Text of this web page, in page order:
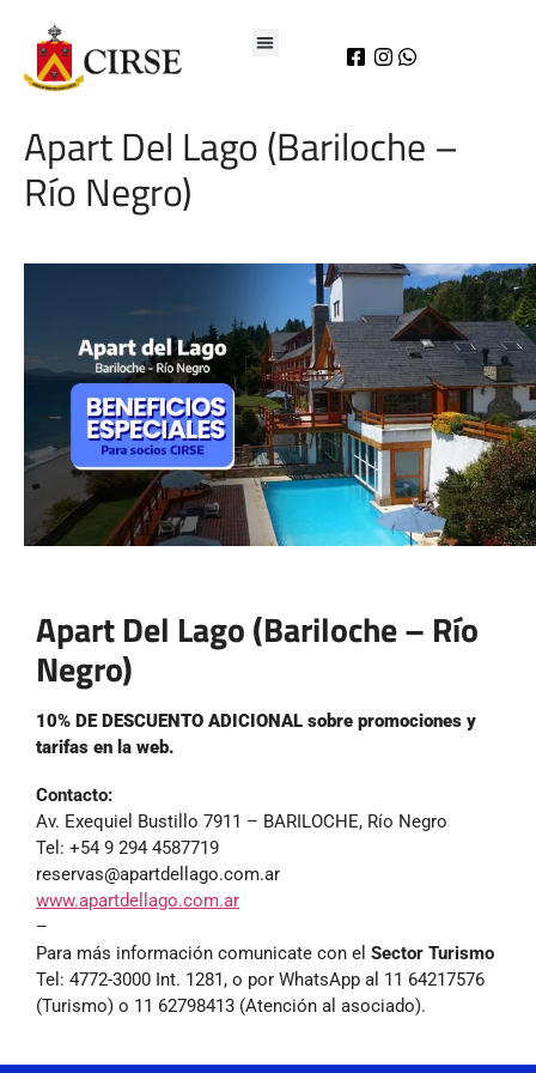
Apart Del Lago (Bariloche –
Río Negro)
Apart Del Lago (Bariloche – Río
Negro)
10% DE DESCUENTO ADICIONAL sobre promociones y
tarifas en la web.
Contacto:
Av. Exequiel Bustillo 7911 – BARILOCHE, Río Negro
Tel: +54 9 294 4587719
reservas@apartdellago.com.ar
www.apartdellago.com.ar
–
Para más información comunicate con el Sector Turismo
Tel: 4772-3000 Int. 1281, o por WhatsApp al 11 64217576
(Turismo) o 11 62798413 (Atención al asociado).